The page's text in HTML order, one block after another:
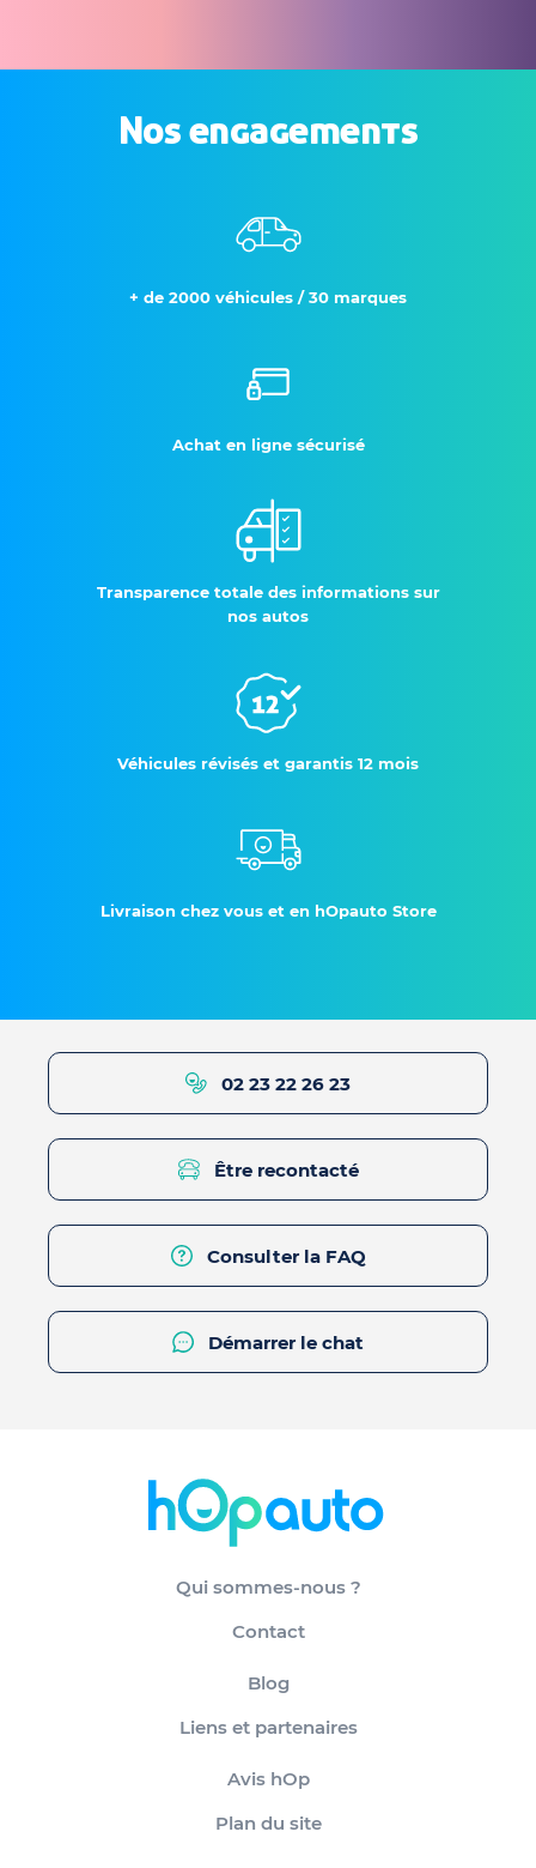
Nos engagements
+ de 2000 véhicules / 30 marques
Achat en ligne sécurisé
Transparence totale des informations sur
nos autos
Véhicules révisés et garantis 12 mois
Livraison chez vous et en hOpauto Store
02 23 22 26 23
Être recontacté
Consulter la FAQ
Démarrer le chat
Qui sommes-nous ?
Contact
Blog
Liens et partenaires
Avis hOp
Plan du site